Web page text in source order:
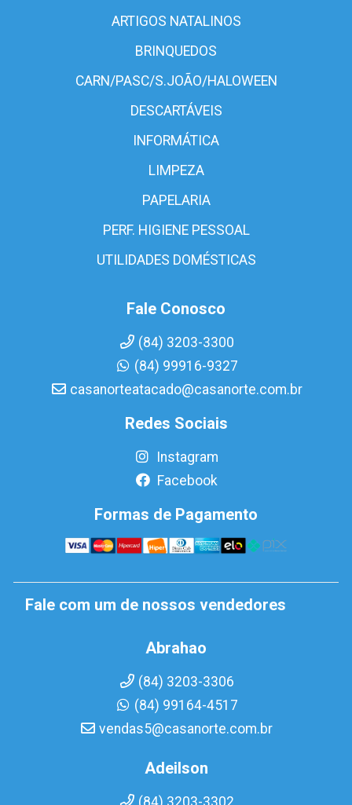
ARTIGOS NATALINOS
BRINQUEDOS
CARN/PASC/S.JOÃO/HALOWEEN
DESCARTÁVEIS
INFORMÁTICA
LIMPEZA
PAPELARIA
PERF. HIGIENE PESSOAL
UTILIDADES DOMÉSTICAS
Fale Conosco
(84) 3203-3300
(84) 99916-9327
casanorteatacado@casanorte.com.br
Redes Sociais
Instagram
Facebook
Formas de Pagamento
Fale com um de nossos vendedores
Abrahao
(84) 3203-3306
(84) 99164-4517
vendas5@casanorte.com.br
Adeilson
(84) 3203-3302